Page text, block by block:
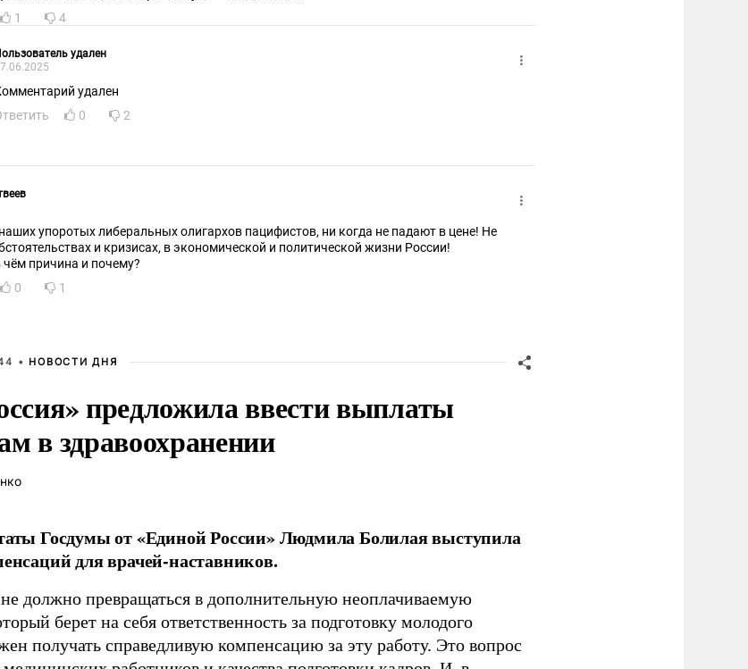
1 4
удален
удален
0 2
упоротых либеральных олигархов пацифистов, ни когда не падают в цене! Не
и кризисах, в экономической и политической жизни России!
чём причина и почему?
0 1
• НОВОСТИ ДНЯ
предложила ввести выплаты
в здравоохранении
Госдумы от «Единой России» Людмила Болилая выступила
для врачей-наставников.
должно превращаться в дополнительную неоплачиваемую
берет на себя ответственность за подготовку молодого
получать справедливую компенсацию за эту работу. Это вопрос